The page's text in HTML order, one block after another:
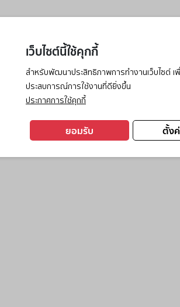
เว็บไซต์นี้ใช้คุกกี้
สำหรับพัฒนาประสิทธิภาพการทำงานเว็บไซต์ เ
ประสบการณ์การใช้งานที่ดียิ่งขึ้น
ประกาศการใช้คุกกี้
ตั้ง
ยอมรับ
has occurred while loading